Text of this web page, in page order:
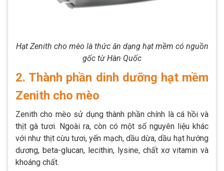
Hạt Zenith cho mèo là thức ăn dạng hạt mềm có nguồn
gốc từ Hàn Quốc
2. Thành phần dinh dưỡng hạt mềm
Zenith cho mèo
Zenith cho mèo sử dụng thành phần chính là cá hồi và
thịt gà tươi. Ngoài ra, còn có một số nguyên liệu khác
với như thịt cừu tươi, yến mạch, dầu dừa, dầu hạt hướng
dương, beta-glucan, lecithin, lysine, chất xơ vitamin và
khoáng chất.